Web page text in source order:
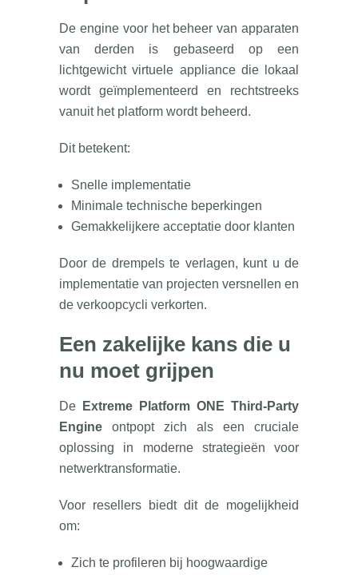
De engine voor het beheer van apparaten
van derden is gebaseerd op een
lichtgewicht virtuele appliance die lokaal
wordt geïmplementeerd en rechtstreeks
vanuit het platform wordt beheerd.
Dit betekent:
Snelle implementatie
Minimale technische beperkingen
Gemakkelijkere acceptatie door klanten
Door de drempels te verlagen, kunt u de
implementatie van projecten versnellen en
de verkoopcycli verkorten.
Een zakelijke kans die u
nu moet grijpen
De
Extreme Platform ONE Third-Party
Engine ontpopt zich als een cruciale
oplossing in moderne strategieën voor
netwerktransformatie.
Voor resellers biedt dit de mogelijkheid
om:
Zich te profileren bij hoogwaardige